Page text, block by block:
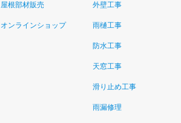
屋根部材販売
オンラインショップ
外壁工事
雨樋工事
防水工事
天窓工事
滑り止め工事
雨漏修理